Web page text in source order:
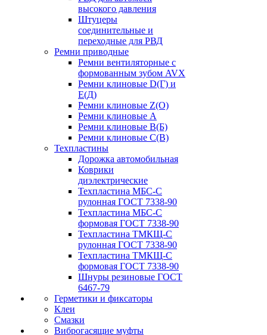
высокого давления
Штуцеры
соединительные и
переходные для РВД
Ремни приводные
Ремни вентиляторные с
формованным зубом AVX
Ремни клиновые D(Г) и
Е(Д)
Ремни клиновые Z(О)
Ремни клиновые А
Ремни клиновые В(Б)
Ремни клиновые С(В)
Техпластины
Дорожка автомобильная
Коврики
диэлектрические
Техпластина МБС-С
рулонная ГОСТ 7338-90
Техпластина МБС-С
формовая ГОСТ 7338-90
Техпластина ТМКЩ-С
рулонная ГОСТ 7338-90
Техпластина ТМКЩ-С
формовая ГОСТ 7338-90
Шнуры резиновые ГОСТ
6467-79
Герметики и фиксаторы
Клеи
Смазки
Виброгасящие муфты